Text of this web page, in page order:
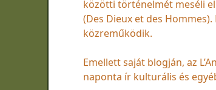
közötti történelmét meséli
(Des Dieux et des
közreműködik.
Emellett saját blogján, az
naponta ír kulturális és